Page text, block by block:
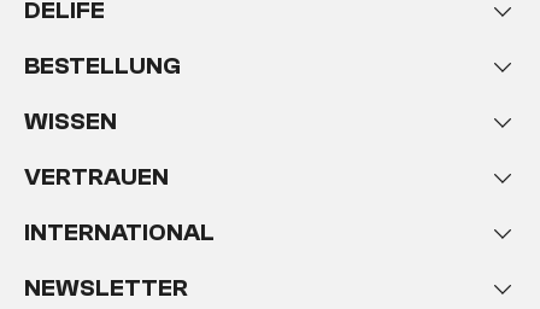
DELIFE
BESTELLUNG
WISSEN
VERTRAUEN
INTERNATIONAL
NEWSLETTER